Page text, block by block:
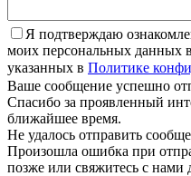
Я подтверждаю
моих персональных данных
указанных в Политике
Ваше сообщение успешно
Спасибо за проявленный
ближайшее время.
Не удалось отправить
Произошла ошибка при
позже или свяжитесь с нами